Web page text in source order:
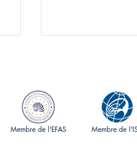
Membre de l'EFAS Membre de